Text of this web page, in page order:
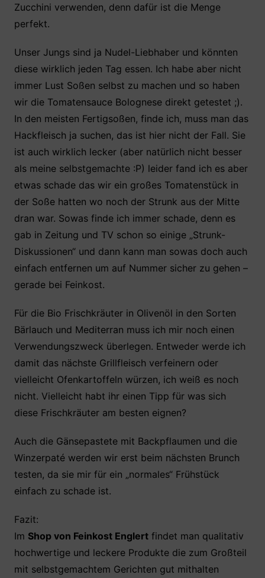
Zucchini verwenden, denn dafür ist die Menge
perfekt.
Unser Jungs sind ja Nudel-Liebhaber und könnten
diese wirklich jeden Tag essen. Ich habe aber nicht
immer Lust Soßen selbst zu machen und so haben
wir die Tomatensauce Bolognese direkt getestet ;).
In den meisten Fertigsoßen, finde ich, muss man das
Hackfleisch ja suchen, das ist hier nicht der Fall. Sie
ist auch wirklich lecker (aber natürlich nicht besser
als meine selbstgemachte :P) leider fand ich es aber
etwas schade das wir ein großes Tomatenstück in
der Soße hatten wo noch der Strunk aus der Mitte
dran war. Sowas finde ich immer schade, denn es
gab in Zeitung und TV schon so einige „Strunk-
Diskussionen“ und dann kann man sowas doch auch
einfach entfernen um auf Nummer sicher zu gehen –
gerade bei Feinkost.
Für die Bio Frischkräuter in Olivenöl in den Sorten
Bärlauch und Mediterran muss ich mir noch einen
Verwendungszweck überlegen. Entweder werde ich
damit das nächste Grillfleisch verfeinern oder
vielleicht Ofenkartoffeln würzen, ich weiß es noch
nicht. Vielleicht habt ihr einen Tipp für was sich
diese Frischkräuter am besten eignen?
Auch die Gänsepastete mit Backpflaumen und die
Winzerpaté werden wir erst beim nächsten Brunch
testen, da sie mir für ein „normales“ Frühstück
einfach zu schade ist.
Fazit:
Im Shop von Feinkost Englertfindet man qualitativ
hochwertige und leckere Produkte die zum Großteil
mit selbstgemachtem Gerichten gut mithalten